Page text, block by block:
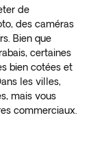
de
des caméras
Bien que
certaines
bien cotées et
les villes,
mais vous
commerciaux.